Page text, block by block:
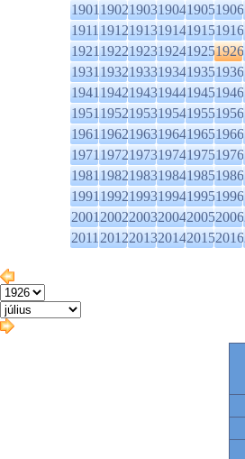
190119021903190419051906
191119121913191419151916
192119221923192419251926
193119321933193419351936
194119421943194419451946
195119521953195419551956
196119621963196419651966
197119721973197419751976
198119821983198419851986
199119921993199419951996
200120022003200420052006
201120122013201420152016